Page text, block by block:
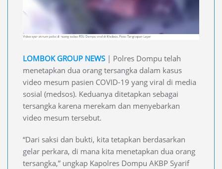
LOMBOK GROUP NEWS | Polres Dompu telah
menetapkan dua orang tersangka dalam kasus
video mesum pasien COVID-19 yang viral di media
sosial (medsos). Keduanya ditetapkan sebagai
tersangka karena merekam dan menyebarkan
video mesum tersebut.
“Dari saksi dan bukti, kita tetapkan berdasarkan
gelar perkara, di mana kita menetapkan dua orang
tersangka,” ungkap Kapolres Dompu AKBP Syarif